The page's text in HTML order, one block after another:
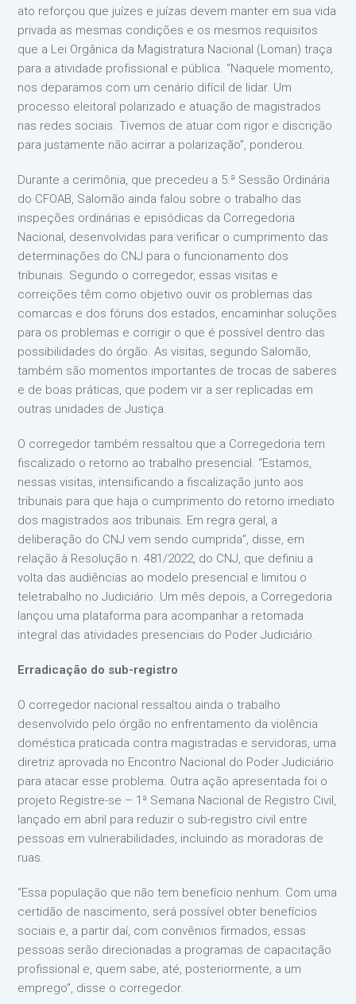
ato reforçou que juízes e juízas devem manter em sua vida
privada as mesmas condições e os mesmos requisitos
que a Lei Orgânica da Magistratura Nacional (Loman) traça
para a atividade profissional e pública. “Naquele momento,
nos deparamos com um cenário difícil de lidar. Um
processo eleitoral polarizado e atuação de magistrados
nas redes sociais. Tivemos de atuar com rigor e discrição
para justamente não acirrar a polarização”, ponderou.
Durante a cerimônia, que precedeu a 5.ª Sessão Ordinária
do CFOAB, Salomão ainda falou sobre o trabalho das
inspeções ordinárias e episódicas da Corregedoria
Nacional, desenvolvidas para verificar o cumprimento das
determinações do CNJ para o funcionamento dos
tribunais. Segundo o corregedor, essas visitas e
correições têm como objetivo ouvir os problemas das
comarcas e dos fóruns dos estados, encaminhar soluções
para os problemas e corrigir o que é possível dentro das
possibilidades do órgão. As visitas, segundo Salomão,
também são momentos importantes de trocas de saberes
e de boas práticas, que podem vir a ser replicadas em
outras unidades de Justiça.
O corregedor também ressaltou que a Corregedoria tem
fiscalizado o retorno ao trabalho presencial. “Estamos,
nessas visitas, intensificando a fiscalização junto aos
tribunais para que haja o cumprimento do retorno imediato
dos magistrados aos tribunais. Em regra geral, a
deliberação do CNJ vem sendo cumprida”, disse, em
relação à Resolução n. 481/2022, do CNJ, que definiu a
volta das audiências ao modelo presencial e limitou o
teletrabalho no Judiciário. Um mês depois, a Corregedoria
lançou uma plataforma para acompanhar a retomada
integral das atividades presenciais do Poder Judiciário.
Erradicação do sub-registro
O corregedor nacional ressaltou ainda o trabalho
desenvolvido pelo órgão no enfrentamento da violência
doméstica praticada contra magistradas e servidoras, uma
diretriz aprovada no Encontro Nacional do Poder Judiciário
para atacar esse problema. Outra ação apresentada foi o
projeto Registre-se – 1ª Semana Nacional de Registro Civil,
lançado em abril para reduzir o sub-registro civil entre
pessoas em vulnerabilidades, incluindo as moradoras de
ruas.
“Essa população que não tem benefício nenhum. Com uma
certidão de nascimento, será possível obter benefícios
sociais e, a partir daí, com convênios firmados, essas
pessoas serão direcionadas a programas de capacitação
profissional e, quem sabe, até, posteriormente, a um
emprego”, disse o corregedor.